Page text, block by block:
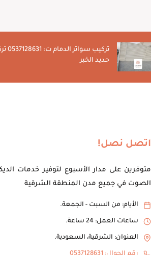
تركيب
حديد الخبر
اتصل نصل!
متوفرين على مدار الأسبوع لتوفير خدمات
الصوت في جميع مدن المنطقة الشرقية
الأيام: من السبت - الجمعة.
ساعات العمل: 24 ساعة.
العنوان: الشرقية، السعودية.